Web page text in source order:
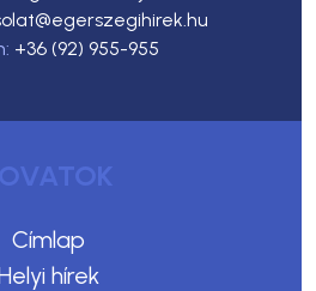
+36 (92) 955-955
Címlap
hírek